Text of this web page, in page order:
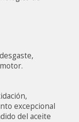
excepcional
del aceite